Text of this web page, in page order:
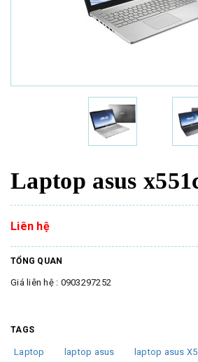
Laptop asus
Liên hệ
TỔNG QUAN
Giá liên hệ : 0903297252
TAGS
Laptop laptop asus laptop asus